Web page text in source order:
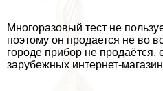
Многоразовый тест не
поэтому он продается не во
городе прибор не продаётся,
зарубежных интернет-